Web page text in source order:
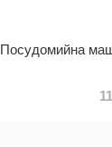
Посудомийна